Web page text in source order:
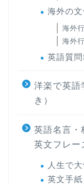
海外の文
海外
海外
英語質問
洋楽で英語
き）
英語名言・
英文フレー
人生で
英文手